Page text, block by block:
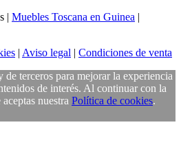
| Muebles Toscana en Guinea |
| Aviso legal | Condiciones de venta
terceros para mejorar la experiencia
de interés. Al continuar con la
nuestra Política de cookies.